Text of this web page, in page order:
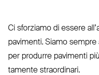
Ci sforziamo di essere
pavimenti. Siamo
per produrre pavimenti
tamente straordinari.